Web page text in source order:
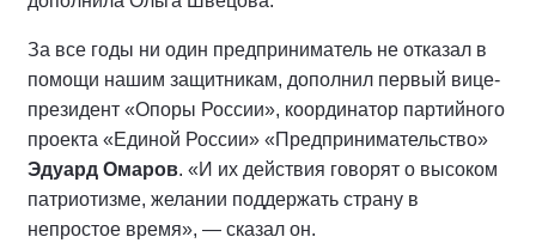
За все годы ни один предприниматель не отказал в
помощи нашим защитникам, дополнил первый вице-
президент «Опоры России», координатор партийного
проекта «Единой России» «Предпринимательство»
Эдуард Омаров. «И их действия говорят о высоком
патриотизме, желании поддержать страну в
непростое время», — сказал он.